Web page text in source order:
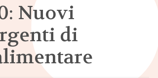
Nuovi
di